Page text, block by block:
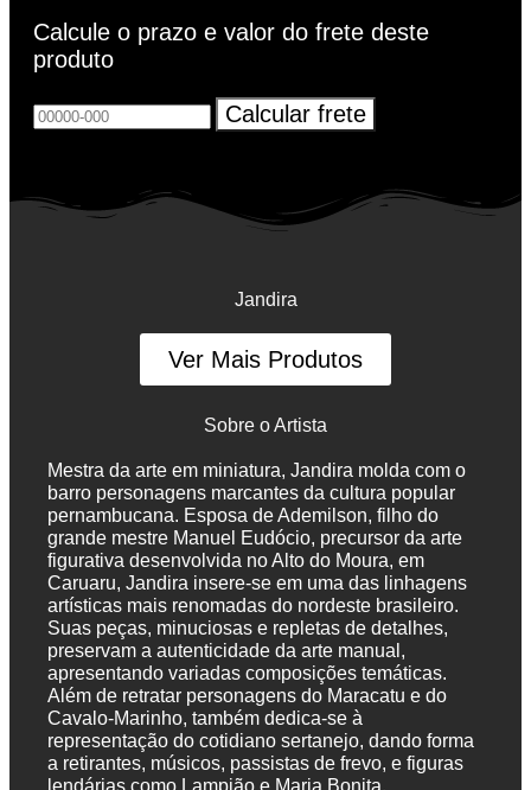
Calcule o prazo e valor do frete deste
produto
Jandira
Ver Mais Produtos
Sobre o Artista
Mestra da arte em miniatura, Jandira molda com o
barro personagens marcantes da cultura popular
pernambucana. Esposa de Ademilson, filho do
grande mestre Manuel Eudócio, precursor da arte
figurativa desenvolvida no Alto do Moura, em
Caruaru, Jandira insere-se em uma das linhagens
artísticas mais renomadas do nordeste brasileiro.
Suas peças, minuciosas e repletas de detalhes,
preservam a autenticidade da arte manual,
apresentando variadas composições temáticas.
Além de retratar personagens do Maracatu e do
Cavalo-Marinho, também dedica-se à
representação do cotidiano sertanejo, dando forma
a retirantes, músicos, passistas de frevo, e figuras
lendárias como Lampião e Maria Bonita,